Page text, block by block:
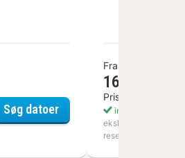
Søg datoerBest Western Hotell
Fra
1637 kr.
Pris per nat , 2
inkl. turistskat
ekskl.
reservation